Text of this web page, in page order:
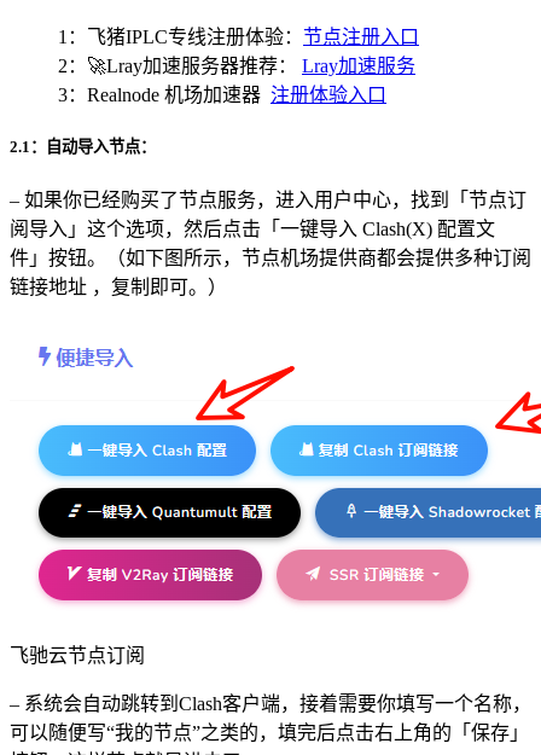
1：飞猪IPLC专线注册体验： 节点注册入口
2：🚀Lray加速服务器推荐： Lray加速服务
3：Realnode 机场加速器 注册体验入口
2.1：自动导入节点：
– 如果你已经购买了节点服务，进入用户中心，找到「节点订
阅导入」这个选项，然后点击「一键导入 Clash(X) 配置文
件」按钮。（如下图所示，节点机场提供商都会提供多种订阅
链接地址 ，复制即可。）
飞驰云节点订阅
– 系统会自动跳转到Clash客户端，接着需要你填写一个名称，
可以随便写“我的节点”之类的，填完后点击右上角的「保存」